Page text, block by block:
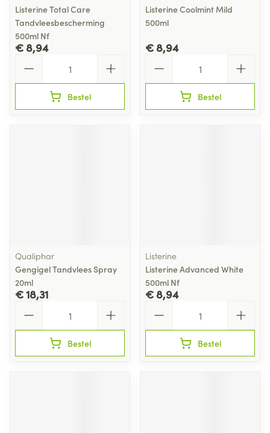
Listerine Total Care
Tandvleesbescherming
500ml Nf
€ 8,94
Bestel
Listerine Coolmint Mild
500ml
€ 8,94
Bestel
Qualiphar
Gengigel Tandvlees Spray
20ml
€ 18,31
Bestel
Listerine
Listerine Advanced White
500ml Nf
€ 8,94
Bestel